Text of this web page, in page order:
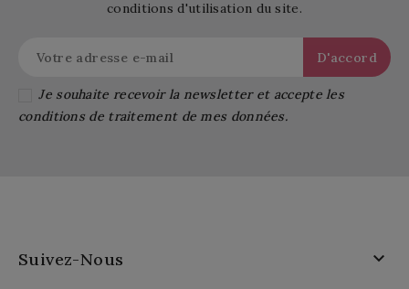
conditions d'utilisation du site.
Je souhaite recevoir la newsletter et accepte les
conditions de traitement de mes données.
Suivez-Nous 